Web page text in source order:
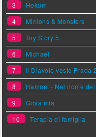
3
Hokum
4
Minions & Monsters
5
Toy Story 5
6
Michael
7
Il Diavolo veste Prada 2
8
Hamnet - Nel nome
9
Gioia mia
10
Terapia di famiglia